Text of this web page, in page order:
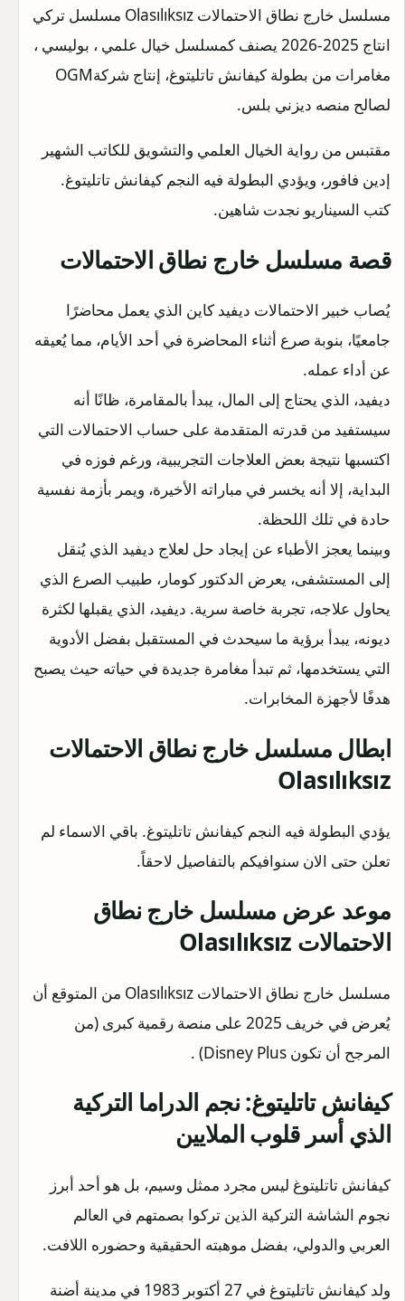
مسلسل خارج نطاق الاحتمالات Olasılıksız مسلسل تركي
انتاج 2025-2026 يصنف كمسلسل خيال علمي ، بوليسي ،
مغامرات من بطولة كيفانش تاتليتوغ، إنتاج شركةOGM
لصالح منصه ديزني بلس.
مقتبس من رواية الخيال العلمي والتشويق للكاتب الشهير
إدين فافور، ويؤدي البطولة فيه النجم كيفانش تاتليتوغ.
كتب السيناريو نجدت شاهين.
قصة مسلسل خارج نطاق الاحتمالات
يُصاب خبير الاحتمالات ديفيد كاين الذي يعمل محاضرًا
جامعيًا، بنوبة صرع أثناء المحاضرة في أحد الأيام، مما يُعيقه
عن أداء عمله.
ديفيد، الذي يحتاج إلى المال، يبدأ بالمقامرة، ظانًا أنه
سيستفيد من قدرته المتقدمة على حساب الاحتمالات التي
اكتسبها نتيجة بعض العلاجات التجريبية، ورغم فوزه في
البداية، إلا أنه يخسر في مباراته الأخيرة، ويمر بأزمة نفسية
حادة في تلك اللحظة.
وبينما يعجز الأطباء عن إيجاد حل لعلاج ديفيد الذي يُنقل
إلى المستشفى، يعرض الدكتور كومار، طبيب الصرع الذي
يحاول علاجه، تجربة خاصة سرية. ديفيد، الذي يقبلها لكثرة
ديونه، يبدأ برؤية ما سيحدث في المستقبل بفضل الأدوية
التي يستخدمها، ثم تبدأ مغامرة جديدة في حياته حيث يصبح
هدفًا لأجهزة المخابرات.
ابطال مسلسل خارج نطاق الاحتمالات
Olasılıksız
يؤدي البطولة فيه النجم كيفانش تاتليتوغ. باقي الاسماء لم
تعلن حتى الان سنوافيكم بالتفاصيل لاحقاً.
موعد عرض مسلسل خارج نطاق
الاحتمالات Olasılıksız
مسلسل خارج نطاق الاحتمالات Olasılıksız من المتوقع أن
يُعرض في خريف 2025 على منصة رقمية كبرى (من
المرجح أن تكون Disney Plus) .
كيفانش تاتليتوغ: نجم الدراما التركية
الذي أسر قلوب الملايين
كيفانش تاتليتوغ ليس مجرد ممثل وسيم، بل هو أحد أبرز
نجوم الشاشة التركية الذين تركوا بصمتهم في العالم
العربي والدولي، بفضل موهبته الحقيقية وحضوره اللافت.
ولد كيفانش تاتليتوغ في 27 أكتوبر 1983 في مدينة أضنة